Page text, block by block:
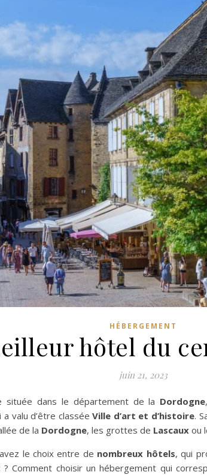
HÉBERGEMENT
hôtel du
juin 21, 2023
située dans le département de la Dordogne
a valu d’être classéeVille d’art et d’histoire.
de la Dordogne, les grottes de Lascaux ou
le choix entre de nombreux hôtels, qui
? Comment choisir un hébergement qui